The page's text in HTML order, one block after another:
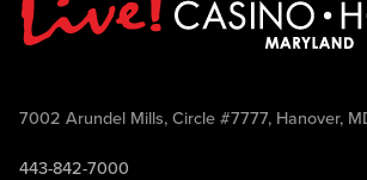
7002 Arundel Mills, Circle #7777, Hanover,
443-842-7000